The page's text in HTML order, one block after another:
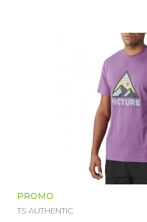
PROMO
TS AUTHENTIC